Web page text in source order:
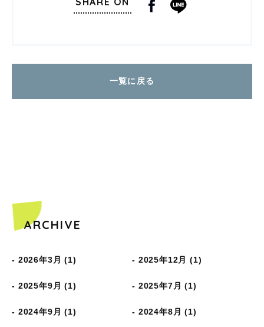
一覧に戻る
ARCHIVE
2026年3月 (1) 2025年12月 (1)
2025年9月 (1) 2025年7月 (1)
2024年9月 (1) 2024年8月 (1)